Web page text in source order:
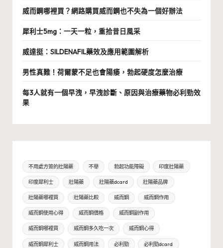
威而鋼哪裡買？網路購買威而鋼也不失為一個好辦法
犀利士5mg：一天一粒，重拾昔日風采
威達挺：SILDENAFIL藥效及應用範圍解析
男性真難！荷爾蒙不足也會陽痿，勃起硬度怎麼治療
每3人就有一個早洩，早洩診斷、原因與治療藥物必利勁效
果
不用處方簽的壯陽藥 不舉 勃起功能障礙 印度壯陽藥
印度犀利士 壯陽藥 壯陽藥dcard 壯陽藥品牌
壯陽藥哪裡買 壯陽藥比較 威而鋼 威而鋼作用
威而鋼使用心得 威而鋼價格 威而鋼副作用
威而鋼哪裡買 威而鋼多久吃一次 威而鋼心得
威而鋼犀利士 威而鋼用法 必利勁 必利勁dcard